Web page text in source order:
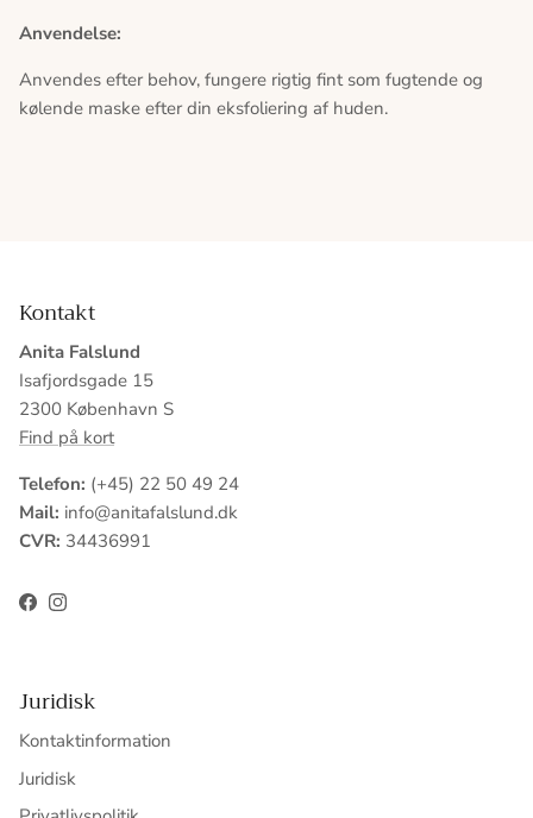
Anvendelse:
Anvendes efter behov, fungere rigtig fint som fugtende og
kølende maske efter din eksfoliering af huden.
Kontakt
Anita Falslund
Isafjordsgade 15
2300 København S
Find på kort
Telefon: (+45) 22 50 49 24
Mail: info@anitafalslund.dk
CVR: 34436991
FacebookInstagram
Juridisk
Kontaktinformation
Juridisk